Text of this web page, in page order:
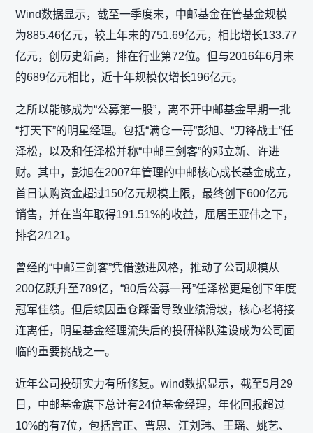
Wind数据显示，截至一季度末，中邮基金在管基金规模
为885.46亿元，较上年末的751.69亿元，相比增长133.77
亿元，创历史新高，排在行业第72位。但与2016年6月末
的689亿元相比，近十年规模仅增长196亿元。
之所以能够成为“公募第一股”，离不开中邮基金早期一批
“打天下”的明星经理。包括“满仓一哥”彭旭、“刀锋战士”任
泽松，以及和任泽松并称“中邮三剑客”的邓立新、许进
财。其中，彭旭在2007年管理的中邮核心成长基金成立，
首日认购资金超过150亿元规模上限，最终创下600亿元
销售，并在当年取得191.51%的收益，屈居王亚伟之下，
排名2/121。
曾经的“中邮三剑客”凭借激进风格，推动了公司规模从
200亿跃升至789亿，“80后公募一哥”任泽松更是创下年度
冠军佳绩。但后续因重仓踩雷导致业绩滑坡，核心老将接
连离任，明星基金经理流失后的投研梯队建设成为公司面
临的重要挑战之一。
近年公司投研实力有所修复。wind数据显示，截至5月29
日，中邮基金旗下总计有24位基金经理，年化回报超过
10%的有7位，包括宫正、曹思、江刘玮、王瑶、姚艺、